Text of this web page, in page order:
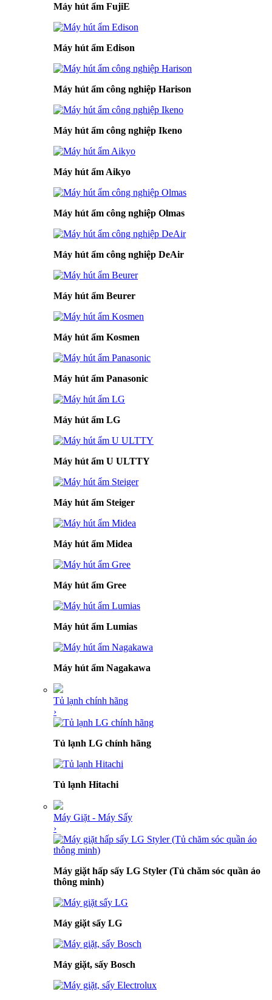
Máy hút ẩm FujiE
Máy hút ẩm Edison
Máy hút ẩm công nghiệp Harison
Máy hút ẩm công nghiệp Ikeno
Máy hút ẩm Aikyo
Máy hút ẩm công nghiệp Olmas
Máy hút ẩm công nghiệp DeAir
Máy hút ẩm Beurer
Máy hút ẩm Kosmen
Máy hút ẩm Panasonic
Máy hút ẩm LG
Máy hút ẩm U ULTTY
Máy hút ẩm Steiger
Máy hút ẩm Midea
Máy hút ẩm Gree
Máy hút ẩm Lumias
Máy hút ẩm Nagakawa
Tủ lạnh chính hãng
›
Tủ lạnh LG chính hãng
Tủ lạnh Hitachi
Máy Giặt - Máy Sấy
›
Máy giặt hấp sấy LG Styler (Tủ chăm sóc quần áo
thông minh)
Máy giặt sấy LG
Máy giặt, sấy Bosch